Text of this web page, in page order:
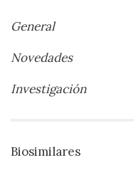
General
Novedades
Investigación
Biosimilares